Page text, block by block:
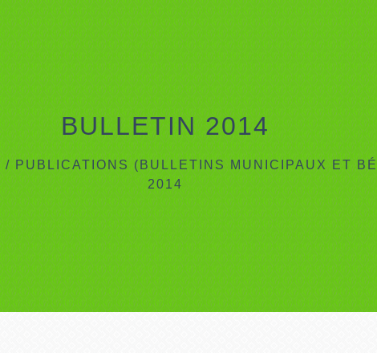
BULLETIN 2014
/PUBLICATIONS (BULLETINS MUNICIPAUX ET
2014